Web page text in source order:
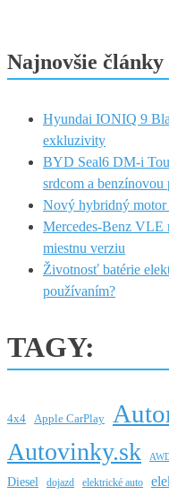
Najnovšie články
Hyundai IONIQ 9
exkluzivity
BYD Seal6 DM-i
srdcom a benzínovou
Nový hybridný motor
Mercedes-Benz
miestnu verziu
Životnosť batérie
používaním?
TAGY:
4x4 Apple CarPlay
Autovinky.sk
Diesel dojazd elektrické auto